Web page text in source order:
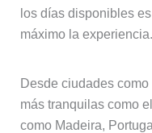
los días disponibles
máximo la experiencia.
Desde ciudades
más tranquilas como
como Madeira,